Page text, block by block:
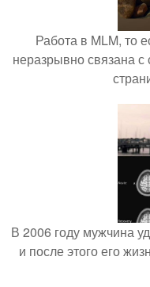
Работа в MLM, то
неразрывно связана с
В 2006 году мужчина
и после этого его